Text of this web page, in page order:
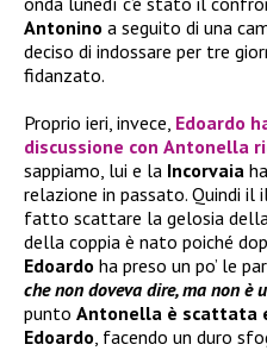
Antonino a seguito di una
deciso di indossare per tre
fidanzato.
Proprio ieri, invece, Edoardo
discussione con Antonella
sappiamo, lui e la Incorvaia
relazione in passato. Quindi il
fatto scattare la gelosia
della coppia è nato poiché
Edoardo ha preso un po’ le
che non doveva dire, ma non è
punto Antonella è scattata
Edoardo, facendo un duro